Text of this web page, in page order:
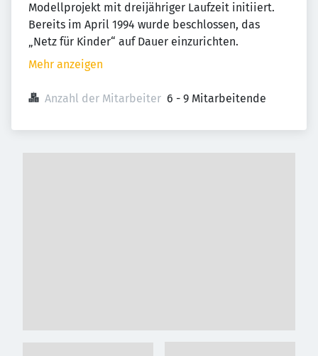
Modellprojekt mit dreijähriger Laufzeit initiiert.
Bereits im April 1994 wurde beschlossen, das
„Netz für Kinder“ auf Dauer einzurichten.
Mehr anzeigen
Anzahl der Mitarbeiter 6 - 9 Mitarbeitende